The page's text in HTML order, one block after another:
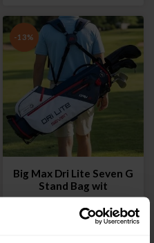
-13%
Big Max Dri Lite Seven G
Stand Bag wit
129,95